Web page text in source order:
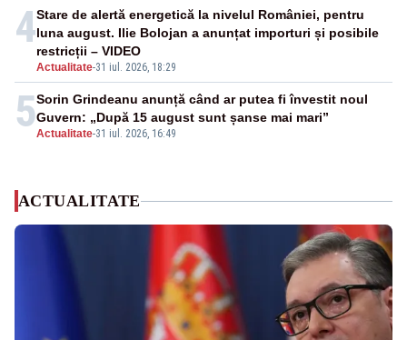
4
Actualitate-31 iul. 2026, 18:29
Stare de alertă energetică la nivelul României, pentru
luna august. Ilie Bolojan a anunțat importuri și posibile
restricții – VIDEO
5Actualitate-31 iul. 2026, 16:49
Sorin Grindeanu anunță când ar putea fi învestit noul
Guvern: „După 15 august sunt șanse mai mari”
ACTUALITATE